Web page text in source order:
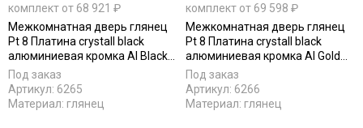
комплект от 68 921 ₽
Межкомнатная дверь глянец
Pt 8 Платина crystall black
алюминиевая кромка Al Black
Edition остеклённая
Под заказ
Артикул: 6265
Материал: глянец
комплект от 69 598 ₽
Межкомнатная дверь глянец
Pt 8 Платина crystall black
алюминиевая кромка Al Gold
Edition остеклённая
Под заказ
Артикул: 6266
Материал: глянец